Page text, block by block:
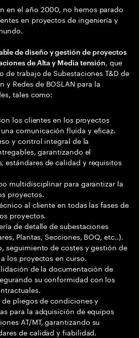
en el año 2000, no hemos parado
en proyectos de ingeniería y
de diseño y gestión de proyectos
de Alta y Media tensión, que
de trabajo de Subestaciones T&D de
y Redes de BOSLAN para la
tales como:
los clientes en los proyectos
comunicación fluida y eficaz.
y control integral de la
garantizando el
estándares de calidad y requisitos
multidisciplinar para garantizar la
proyectos.
al cliente en todas las fases de
proyectos.
de detalle de subestaciones
Plantas, Secciones, BOQ, etc..).
seguimiento de costes y gestión de
los proyectos en curso.
de la documentación de
su conformidad con los
pliegos de condiciones y
para la adquisición de equipos
AT/MT, garantizando su
de calidad y fiabilidad.